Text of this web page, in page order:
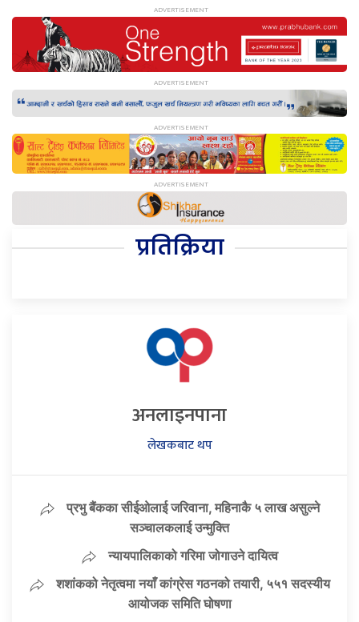
प्रतिक्रिया
अनलाइनपाना
लेखकबाट थप
प्रभु बैंकका सीईओलाई जरिवाना, महिनाकै ५ लाख असुल्ने
सञ्चालकलाई उन्मुक्ति
न्यायपालिकाको गरिमा जोगाउने दायित्व
शशांकको नेतृत्वमा नयाँ कांग्रेस गठनको तयारी, ५५१ सदस्यीय
आयोजक समिति घोषणा